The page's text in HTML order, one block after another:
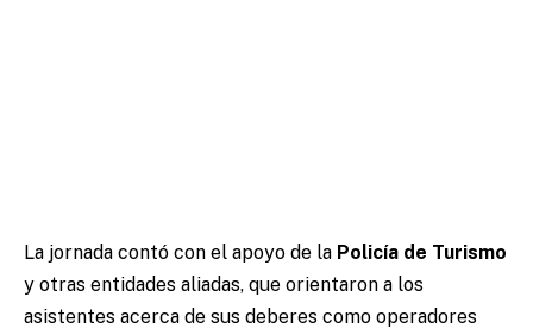
La jornada contó con el apoyo de la Policía de Turismo
y otras entidades aliadas, que orientaron a los
asistentes acerca de sus deberes como operadores